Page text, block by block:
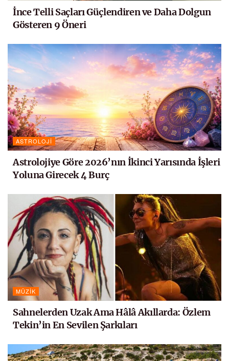
İnce Telli Saçları Güçlendiren ve Daha Dolgun
Gösteren 9 Öneri
ASTROLOJI
Astrolojiye Göre 2026’nın İkinci Yarısında İşleri
Yoluna Girecek 4 Burç
MÜZIK
Sahnelerden Uzak Ama Hâlâ Akıllarda: Özlem
Tekin’in En Sevilen Şarkıları